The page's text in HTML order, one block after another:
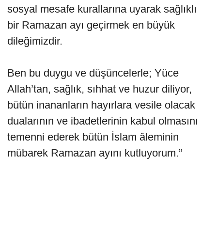
sosyal mesafe kurallarına uyarak sağlıklı
bir Ramazan ayı geçirmek en büyük
dileğimizdir.
Ben bu duygu ve düşüncelerle; Yüce
Allah’tan, sağlık, sıhhat ve huzur diliyor,
bütün inananların hayırlara vesile olacak
dualarının ve ibadetlerinin kabul olmasını
temenni ederek bütün İslam âleminin
mübarek Ramazan ayını kutluyorum.”